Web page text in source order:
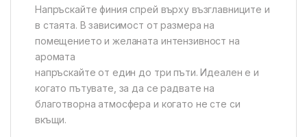
Напръскайте финия спрей върху възглавниците и
в стаята. В зависимост от размера на
помещението и желаната интензивност на
аромата
напръскайте от един до три пъти. Идеален е и
когато пътувате, за да се радвате на
благотворна атмосфера и когато не сте си
вкъщи.